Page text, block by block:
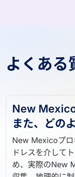
New Mexico
また、どの
New Mexicoプロ
ドレスを介して